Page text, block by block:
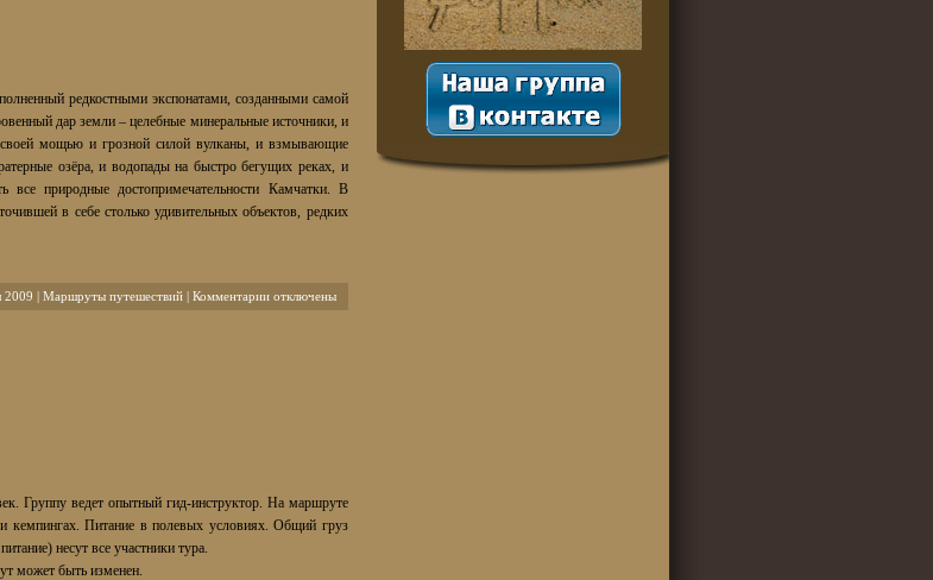
редкостными экспонатами, созданными самой
дар земли – целебные минеральные источники, и
мощью и грозной силой вулканы, и взмывающие
озёра, и водопады на быстро бегущих реках, и
все природные достопримечательности Камчатки. В
в себе столько удивительных объектов, редких
2009 | Маршруты путешествий| Комментариикотключены
Группу ведет опытный гид-инструктор. На маршруте
кемпингах. Питание в полевых условиях. Общий груз
несут все участники тура.
может быть изменен.